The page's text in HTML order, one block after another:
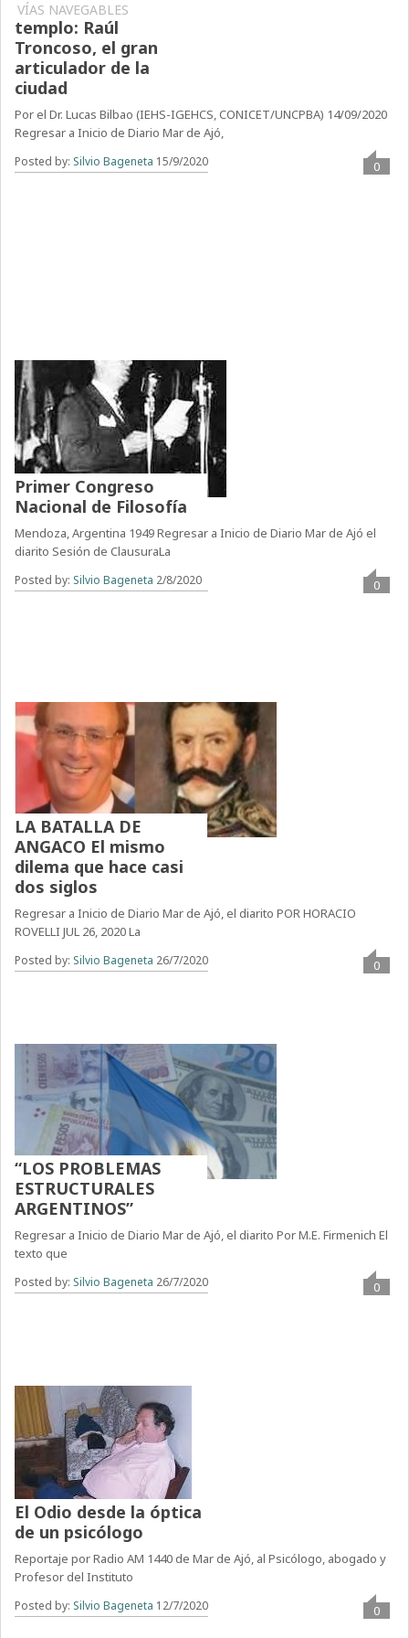
VÍAS NAVEGABLES
Un cura más allá del
templo: Raúl
Troncoso, el gran
articulador de la
ciudad
Por el Dr. Lucas Bilbao (IEHS-IGEHCS, CONICET/UNCPBA) 14/09/2020
Regresar a Inicio de Diario Mar de Ajó,
Posted by: Silvio Bageneta 15/9/2020 0
Primer Congreso
Nacional de Filosofía
Mendoza, Argentina 1949 Regresar a Inicio de Diario Mar de Ajó el
diarito Sesión de ClausuraLa
Posted by: Silvio Bageneta 2/8/2020 0
LA BATALLA DE
ANGACO El mismo
dilema que hace casi
dos siglos
Regresar a Inicio de Diario Mar de Ajó, el diarito POR HORACIO
ROVELLI JUL 26, 2020 La
Posted by: Silvio Bageneta 26/7/2020 0
“LOS PROBLEMAS
ESTRUCTURALES
ARGENTINOS”
Regresar a Inicio de Diario Mar de Ajó, el diarito Por M.E. Firmenich El
texto que
Posted by: Silvio Bageneta 26/7/2020 0
El Odio desde la óptica
de un psicólogo
Reportaje por Radio AM 1440 de Mar de Ajó, al Psicólogo, abogado y
Profesor del Instituto
Posted by: Silvio Bageneta 12/7/2020 0